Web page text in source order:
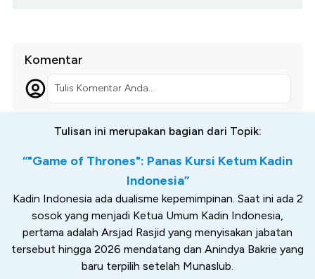
Komentar
Tulis Komentar Anda...
Tulisan ini merupakan bagian dari Topik:
“"Game of Thrones": Panas Kursi Ketum Kadin
Indonesia”
Kadin Indonesia ada dualisme kepemimpinan. Saat ini ada 2
sosok yang menjadi Ketua Umum Kadin Indonesia,
pertama adalah Arsjad Rasjid yang menyisakan jabatan
tersebut hingga 2026 mendatang dan Anindya Bakrie yang
baru terpilih setelah Munaslub.